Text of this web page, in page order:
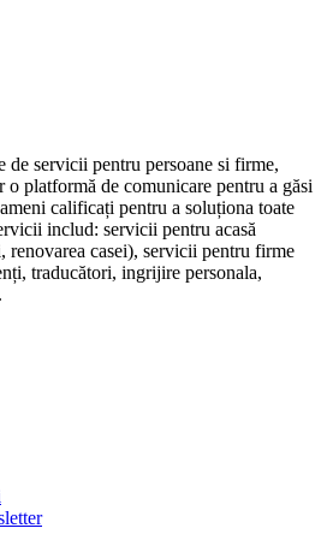
de servicii pentru persoane si firme,
platformă de comunicare pentru a găsi
calificați pentru a soluționa toate
includ: servicii pentru acasă
renovarea casei), servicii pentru firme
traducători, ingrijire personala,